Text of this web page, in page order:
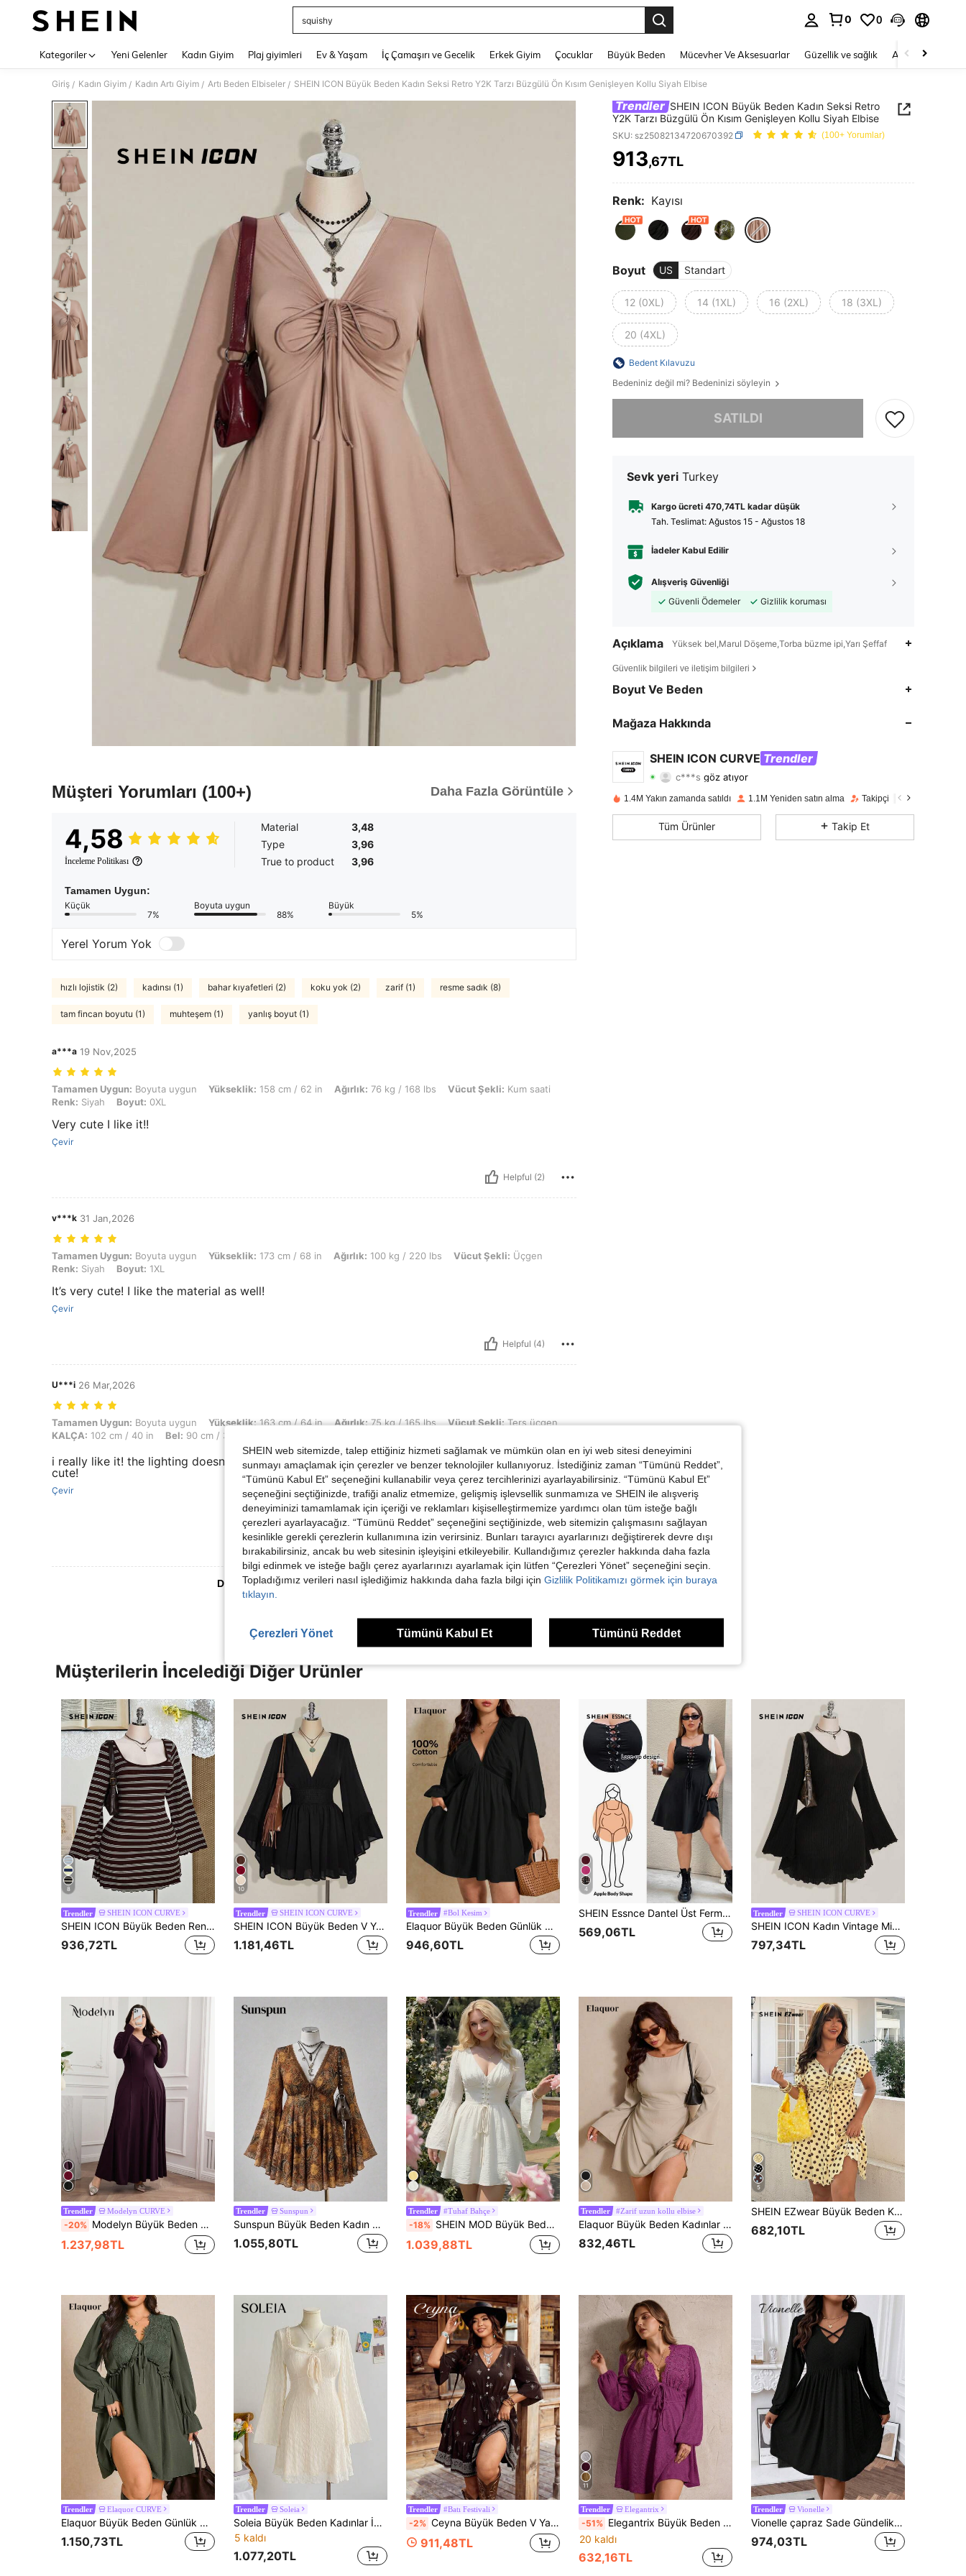
squishy
0 0
Kategoriler Yeni Gelenler Kadın Giyim Plaj giyimleri Ev & Yaşam İç Çamaşırı ve Gecelik Erkek Giyim Çocuklar Büyük Beden Mücevher Ve Aksesuarlar Güzellik ve sağlık Ayakkabı
Giriş / Kadın Giyim / Kadın Artı Giyim / Artı Beden Elbiseler / SHEIN ICON Büyük Beden Kadın Seksi Retro Y2K Tarzı Büzgülü Ön Kısım Genişleyen Kollu Siyah Elbise
Müşteri Yorumları (100+) Daha Fazla Görüntüle
4,58
İnceleme Politikası
Material
3,48
Type
3,96
True to product
3,96
Tamamen Uygun:
Küçük
7%
Boyuta uygun
88%
Büyük
5%
Yerel Yorum Yok
hızlı lojistik (2) kadınsı (1) bahar kıyafetleri (2) koku yok (2) zarif (1) resme sadık (8)
tam fincan boyutu (1) muhteşem (1) yanlış boyut (1)
a***a 19 Nov,2025
Tamamen Uygun: Boyuta uygun, Yükseklik: 158 cm / 62 in, Ağırlık: 76 kg / 168 lbs, Vücut Şekli: Kum saati, Renk: Siyah, Boyut: 0XL
Tamamen Uygun: Boyuta uygun Yükseklik: 158 cm / 62 in Ağırlık: 76 kg / 168 lbs Vücut Şekli: Kum saati
Renk: Siyah Boyut: 0XL
Very cute I like it!!
Çevir
Helpful (2)
v***k 31 Jan,2026
Tamamen Uygun: Boyuta uygun, Yükseklik: 173 cm / 68 in, Ağırlık: 100 kg / 220 lbs, Vücut Şekli: Üçgen, Renk: Siyah, Boyut: 1XL
Tamamen Uygun: Boyuta uygun Yükseklik: 173 cm / 68 in Ağırlık: 100 kg / 220 lbs Vücut Şekli: Üçgen
Renk: Siyah Boyut: 1XL
It’s very cute! I like the material as well!
Çevir
Helpful (4)
U***i 26 Mar,2026
Tamamen Uygun: Boyuta uygun, Yükseklik: 163 cm / 64 in, Ağırlık: 75 kg / 165 lbs, Vücut Şekli: Ters üçgen, KALÇA: 102 cm / 40 in, Bel: 90 cm / 35 in, Büst: 106 cm / 41.7 in, Renk: Siyah, Boyut: 0XL
Tamamen Uygun: Boyuta uygun Yükseklik:163 cm / 64 in Ağırlık:75 kg / 165 lbs Vücut Şekli:Ters üçgen
KALÇA: 102 cm / 40 in Bel: 90 cm / 35 in
i really like it! the lighting doesnt do it justice but its
cute!
Çevir
Helpful (6)
Daha Fazla Değerlendirme Görüntüle
Trendler SHEIN ICON Büyük Beden Kadın Seksi Retro
Y2K Tarzı Büzgülü Ön Kısım Genişleyen Kollu Siyah Elbise
SKU: sz25082134720670392 (100+ Yorumlar)
PRICE AND AVAILABILITY
913,67TL
Renk: Kayısı
Boyut US Standart
12 (0XL) 14 (1XL) 16 (2XL) 18 (3XL)
20 (4XL)
Bedent Kılavuzu
Bedeniniz değil mi? Bedeninizi söyleyin
SATILDI
Sevk yeri Turkey
Kargo ücreti 470,74TL kadar düşük
Tah. Teslimat: Ağustos 15 - Ağustos 18
İadeler Kabul Edilir
Alışveriş Güvenliği
Güvenli Ödemeler
Gizlilik koruması
Açıklama Yüksek bel,Marul Döşeme,Torba büzme ipi,Yarı Şeffaf
Güvenlik bilgileri ve iletişim bilgileri
Boyut Ve Beden
Mağaza Hakkında
SHEIN ICON CURVE Trendler
c***s göz atıyor
4,81 Derecelendirme
4,81 4.1K 399K
1.4M Yakın zamanda satıldı 1.1M Yeniden satın alma Takipçi artışı 10%
Tüm Ürünler Takip Et
Müşterilerin İncelediği Diğer Ürünler
8
Trendler SHEIN ICON CURVE
SHEIN ICON Büyük Beden Renkli Çizgili Sırtı Açık Geniş Kollu Örme Elbise
936,72TL
10
Trendler SHEIN ICON CURVE
SHEIN ICON Büyük Beden V Yakalı Büzgülü Bel A Kesim Kloş Kollu Elbise, Boho Hippi Y2K Stili, Yaz İçin Uygun, Göçebe Havası, Yaz Tatili, Müzik Festivali, Mezuniyet Sezonu Okula Dönüş Giysileri
1.181,46TL
Trendler #Bol Kesim
Elaquor Büyük Beden Günlük Düz Renk Fener Kol Elbise Uçuşan Elbise
946,60TL
4
SHEIN Essnce Dantel Üst Fermuar Kopçalar Sade Gündelik Artı Beden Elbiseler
569,06TL
Trendler SHEIN ICON CURVE
SHEIN ICON Kadın Vintage Minimalist V Yakalı, Geniş Kollu, Tüylü Kaburgalı, Siyah Dar Elbise, Sonbahar/Kış
797,34TL
Trendler Modelyn CURVE
-20% Modelyn Büyük Beden Bordo Maxi Elbise: Kadınlar İçin Zarif Uzun Kollu V Yaka A Kesim Elbise
1.237,98TL
Trendler Sunspun
Sunspun Büyük Beden Kadın Güneş Baskılı Koyu Stil V Yaka Bel Vurgulu A Kesim Elbise
1.055,80TL
Trendler #Tuhaf Bahçe
-18% SHEIN MOD Büyük Beden Resmi Elbise, Kollu Balon Elbise, Kadınlar İçin Bel Kemerli İspanyol Kollu Elbise
1.039,88TL
Trendler #Zarif uzun kollu elbise
Elaquor Büyük Beden Kadınlar İçin Düz Renk Minimalist Günlük Giyim Yuvarlak Yaka Uzun Kollu Elbise
832,46TL
5
SHEIN EZwear Büyük Beden Kadın Puantiyeli Büzgülü Mini Elbise
682,10TL
Trendler Elaquor CURVE
Elaquor Büyük Beden Günlük Düz Renk Dantel Patchwork Elbise, Sonbahar
1.150,73TL
Trendler Soleia
Soleia Büyük Beden Kadınlar İçin Dokulu Kumaş Kare Yaka Geniş Kollu A Kesim Mini Elbise, Tatil Stili
5 kaldı
1.077,20TL
Trendler #Batı Festivali
-2% Ceyna Büyük Beden V Yaka Günlük Tatil Şık Elbise, İlkbahar/Yaz Büyük Beden Batı Tarzı Kadın Elbiseleri Büyük Beden Kovboy Elbisesi Batı Tarzı Elbise Bohem Kıyafet Kadınlar İçin Elbise Boho Boho Elbise Yazlık Günlük Elbiseler Kadınlar İçin Plaj Elbisesi Kadınlar İçin Boho Şık Kadın Giyim
911,48TL
11
Trendler Elegantrix
-51% Elegantrix Büyük Beden Kadın Kontrast Dantel Bağcıklı Fener Kollu Parti Elbisesi, Sonbahar/Kış
20 kaldı
632,16TL
Trendler Vionelle
Vionelle çapraz Sade Gündelik Artı Beden Elbiseler
974,03TL
SHEIN web sitemizde, talep ettiğiniz hizmeti sağlamak ve mümkün olan en iyi web sitesi deneyimini
sunmayı amaçlamak için çerezler ve benzer teknolojiler kullanıyoruz. İstediğiniz zaman “Tümünü Reddet”,
“Tümünü Kabul Et” seçeneğini kullanabilir veya çerez tercihlerinizi ayarlayabilirsiniz. “Tümünü Kabul Et”
seçeneğini seçtiğinizde, trafiği analiz etmemize, gelişmiş işlevsellik sunmamıza ve SHEIN ile alışveriş
deneyiminizi tamamlamak için içeriği ve reklamları kişiselleştirmemize yardımcı olan tüm isteğe bağlı
çerezleri ayarlayacağız. “Tümünü Reddet” seçeneğini seçtiğinizde, web sitemizin çalışmasını sağlayan
kesinlikle gerekli çerezlerin kullanımına izin verirsiniz. Bunları tarayıcı ayarlarınızı değiştirerek devre dışı
bırakabilirsiniz, ancak bu web sitesinin işleyişini etkileyebilir. Kullandığımız çerezler hakkında daha fazla
bilgi edinmek ve isteğe bağlı çerez ayarlarınızı ayarlamak için lütfen “Çerezleri Yönet” seçeneğini seçin.
Topladığımız verileri nasıl işlediğimiz hakkında daha fazla bilgi için Gizlilik Politikamızı görmek için buraya
tıklayın.
Çerezleri Yönet Tümünü Kabul Et Tümünü Reddet